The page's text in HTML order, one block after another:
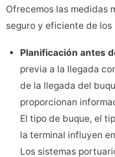
Ofrecemos las medidas
seguro y eficiente de los
Planificación antes
previa a la llegada
de la llegada del
proporcionan
El tipo de buque, el
la terminal influyen
Los sistemas